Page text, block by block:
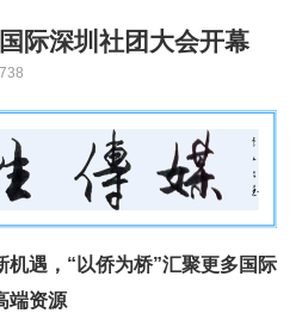
际深圳社团大会开幕
遇，“以侨为桥”汇聚更多国际
端资源